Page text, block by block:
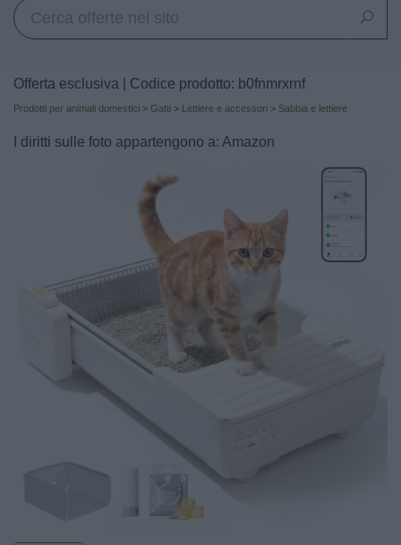
Offerta esclusiva | Codice prodotto: b0fnmrxrnf
Prodotti per animali domestici > Gatti > Lettiere e accessori > Sabbia e lettiere
I diritti sulle foto appartengono a: Amazon